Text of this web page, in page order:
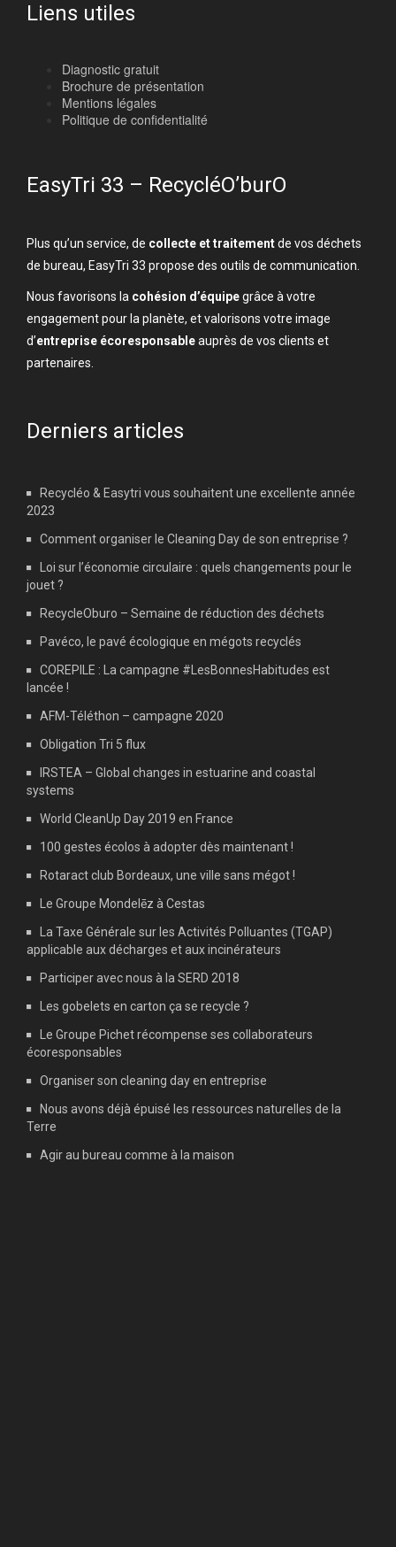
Liens utiles
Diagnostic gratuit
Brochure de présentation
Mentions légales
Politique de confidentialité
EasyTri 33 – RecycléO’burO
Plus qu’un service, de collecte et traitementde vos déchets
de bureau, EasyTri 33 propose des outils de communication.
Nous favorisons la cohésion d’équipegrâce à votre
engagement pour la planète, et valorisons votre image
d’entreprise écoresponsableauprès de vos clients et
partenaires.
Derniers articles
Recycléo & Easytri vous souhaitent une excellente année
2023
Comment organiser le Cleaning Day de son entreprise ?
Loi sur l’économie circulaire : quels changements pour le
jouet ?
RecycleOburo – Semaine de réduction des déchets
Pavéco, le pavé écologique en mégots recyclés
COREPILE : La campagne #LesBonnesHabitudes est
lancée !
AFM-Téléthon – campagne 2020
Obligation Tri 5 flux
IRSTEA – Global changes in estuarine and coastal
systems
World CleanUp Day 2019 en France
100 gestes écolos à adopter dès maintenant !
Rotaract club Bordeaux, une ville sans mégot !
Le Groupe Mondelēz à Cestas
La Taxe Générale sur les Activités Polluantes (TGAP)
applicable aux décharges et aux incinérateurs
Participer avec nous à la SERD 2018
Les gobelets en carton ça se recycle ?
Le Groupe Pichet récompense ses collaborateurs
écoresponsables
Organiser son cleaning day en entreprise
Nous avons déjà épuisé les ressources naturelles de la
Terre
Agir au bureau comme à la maison